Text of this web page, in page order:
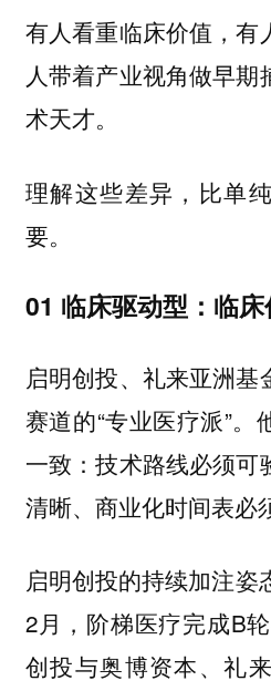
有人看重临床价值，有
人带着产业视角做早
术天才。
理解这些差异，比单
要。
01 临床驱动型：临
启明创投、礼来亚洲
赛道的“专业医疗派”。
一致：技术路线必须可
清晰、商业化时间表必
启明创投的持续加注姿
2月，阶梯医疗完成B
创投与奥博资本、礼